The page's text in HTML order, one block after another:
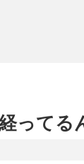
ってる